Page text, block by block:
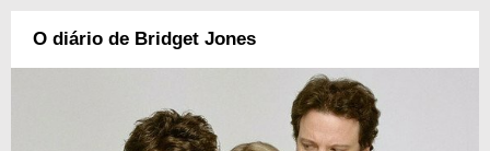
O diário de Bridget Jones